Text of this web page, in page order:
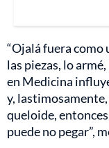
“Ojalá fuera como
las piezas, lo
en Medicina
y,
queloide,
puede no pegar”,